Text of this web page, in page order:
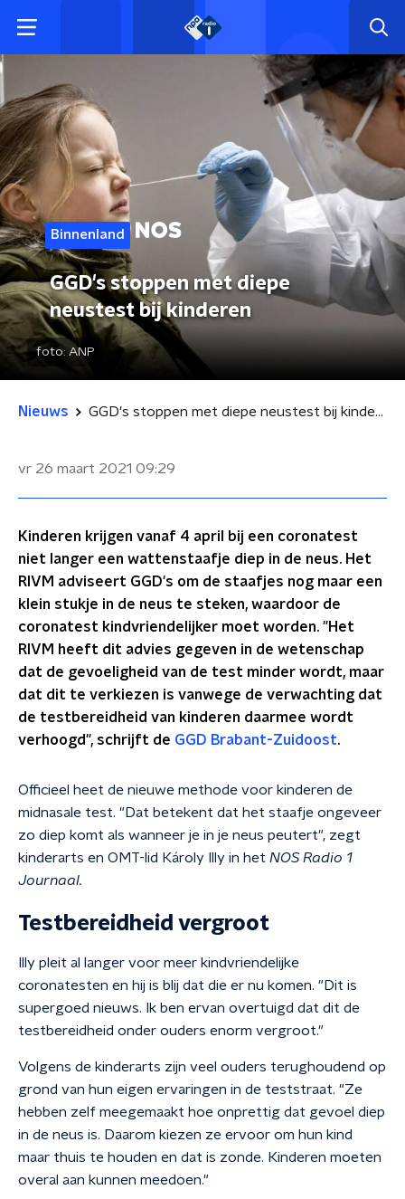
Binnenland
GGD's stoppen met diepe
neustest bij kinderen
foto: ANP
Nieuws GGD's stoppen met diepe neustest bij kinderen
vr 26 maart 2021 09:29
Kinderen krijgen vanaf 4 april bij een coronatest
niet langer een wattenstaafje diep in de neus. Het
RIVM adviseert GGD's om de staafjes nog maar een
klein stukje in de neus te steken, waardoor de
coronatest kindvriendelijker moet worden. "Het
RIVM heeft dit advies gegeven in de wetenschap
dat de gevoeligheid van de test minder wordt, maar
dat dit te verkiezen is vanwege de verwachting dat
de testbereidheid van kinderen daarmee wordt
verhoogd", schrijft de GGD Brabant-Zuidoost.
Officieel heet de nieuwe methode voor kinderen de
midnasale test. "Dat betekent dat het staafje ongeveer
zo diep komt als wanneer je in je neus peutert", zegt
kinderarts en OMT-lid Károly Illy in het NOS Radio 1
Journaal.
Testbereidheid vergroot
Illy pleit al langer voor meer kindvriendelijke
coronatesten en hij is blij dat die er nu komen. "Dit is
supergoed nieuws. Ik ben ervan overtuigd dat dit de
testbereidheid onder ouders enorm vergroot."
Volgens de kinderarts zijn veel ouders terughoudend op
grond van hun eigen ervaringen in de teststraat. "Ze
hebben zelf meegemaakt hoe onprettig dat gevoel diep
in de neus is. Daarom kiezen ze ervoor om hun kind
maar thuis te houden en dat is zonde. Kinderen moeten
overal aan kunnen meedoen."